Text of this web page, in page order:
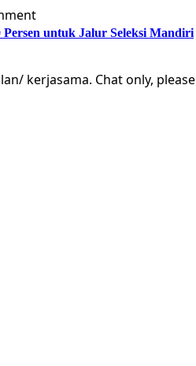
untuk Jalur Seleksi Mandiri
kerjasama. Chat only, please